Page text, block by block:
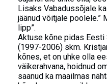
Lisaks Vabadussõjale
jäänud võitjale poolele.”
lipp”.
Aktuse kõne pidas Eesti
(1997-2006) skm.
kõnes, et on uhke olla
väikerahvana, hoidnud
saanud ka maailmas